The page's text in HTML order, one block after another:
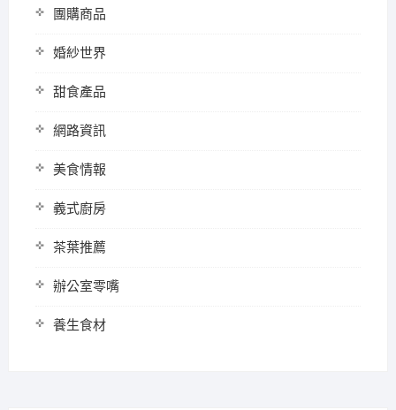
團購商品
婚紗世界
甜食產品
網路資訊
美食情報
義式廚房
茶葉推薦
辦公室零嘴
養生食材